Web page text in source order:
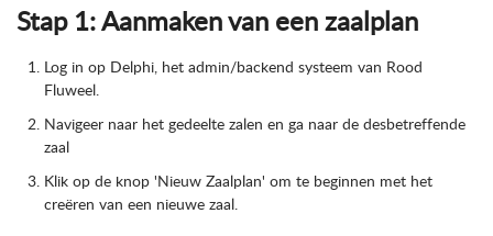
Stap 1: Aanmaken van een zaalplan
Log in op Delphi, het admin/backend systeem van Rood
Fluweel.
Navigeer naar het gedeelte zalen en ga naar de desbetreffende
zaal
Klik op de knop 'Nieuw Zaalplan' om te beginnen met het
creëren van een nieuwe zaal.